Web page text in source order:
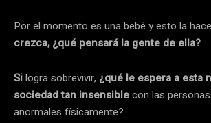
Por el momento es una bebé y esto la
crezca, ¿qué pensará la gente de ella?
Silogra sobrevivir, ¿qué le espera a esta
sociedad tan insensiblecon las
anormales físicamente?